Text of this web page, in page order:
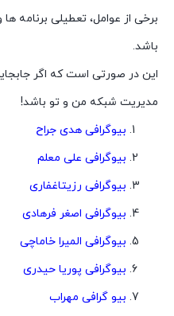
برخی از عوامل، تعطیلی
باشد.
این در صورتی است که اگر
مدیریت شبکه من و تو باشد!
بیوگرافی هدی جراح
بیوگرافی علی معلم
بیوگرافی رزیتاغفاری
بیوگرافی اصغر فرهادی
بیوگرافی المیرا خاماچی
بیوگرافی پوریا حیدری
بیو گرافی مهراب